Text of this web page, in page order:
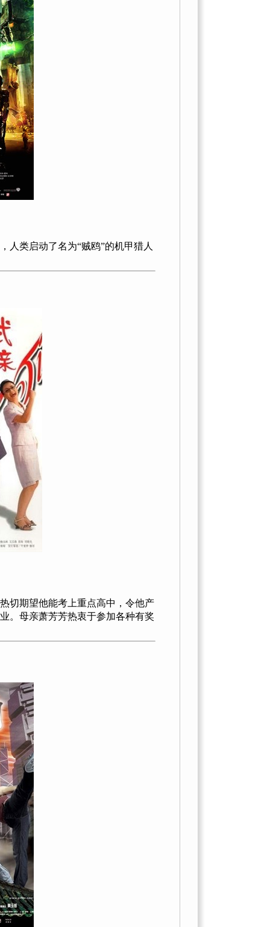
类启动了名为“贼鸥”的机甲猎人
切期望他能考上重点高中，令他产
。母亲萧芳芳热衷于参加各种有奖